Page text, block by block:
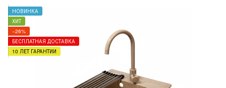
НОВИНКА
ХИТ
−26%
БЕСПЛАТНАЯ ДОСТАВКА
10 ЛЕТ ГАРАНТИИ